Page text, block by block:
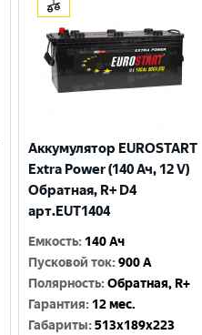
Аккумулятор EUROSTART
Extra Power (140 Ач, 12 V)
Обратная, R+ D4
арт.EUT1404
Емкость: 140 Ач
Пусковой ток:900 A
Полярность:Обратная, R+
Гарантия: 12 мес.
Габариты:513x189x223